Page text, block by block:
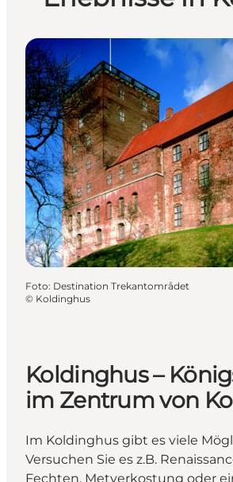
Foto: Destination Trekantområdet
© Koldinghus
Koldinghus –
im Zentrum von
Im Koldinghus gibt es viele
Versuchen Sie es z.B.
Fechten, Metverkostung oder